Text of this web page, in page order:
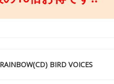
BIRD VOICES